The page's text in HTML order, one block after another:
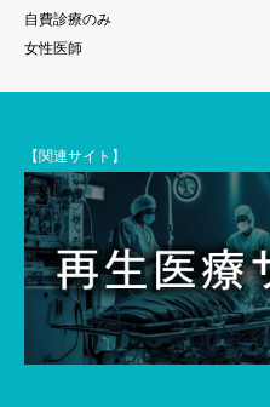
自費診療のみ
女性医師
【関連サイト】